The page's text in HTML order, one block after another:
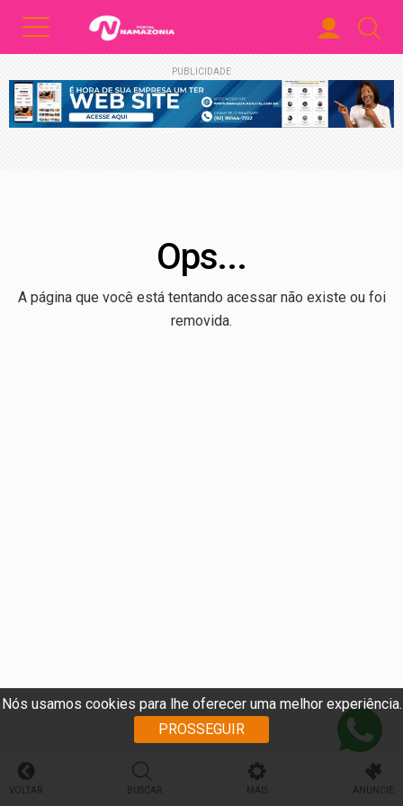
Nós usamos cookies para lhe oferecer uma melhor experiência.
PROSSEGUIR
PUBLICIDADE
Ops...
A página que você está tentando acessar não existe ou foi
removida.
VOLTAR BUSCAR MAIS ANUNCIE